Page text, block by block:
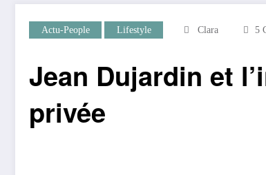
Actu-People Lifestyle Clara 5
Jean Dujardin et
privée